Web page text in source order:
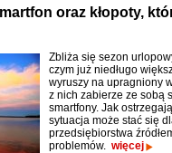
oraz kłopoty,
Zbliża się sezon
czym już niedługo
wyruszy na upragniony
z nich zabierze ze sobą
smartfony. Jak
sytuacja może stać się
przedsiębiorstwa
problemów. więcej